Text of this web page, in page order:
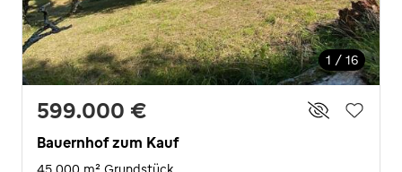
1 / 16
599.000 €
Bauernhof zum Kauf